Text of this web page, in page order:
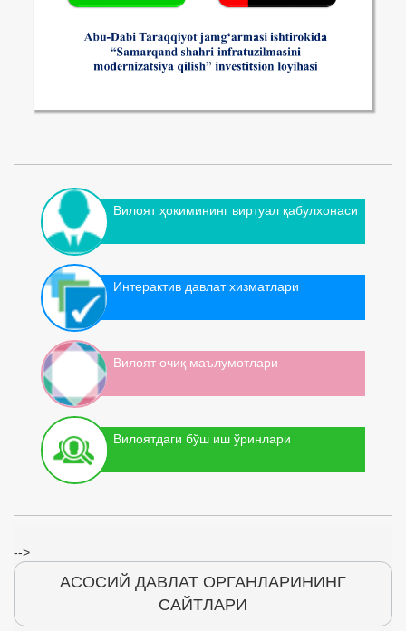
Вилоят ҳокимининг виртуал қабулхонаси
Интерактив давлат хизматлари
Вилоят очиқ маълумотлари
Вилоятдаги бўш иш ўринлари
-->
АСОСИЙ ДАВЛАТ ОРГАНЛАРИНИНГ
САЙТЛАРИ